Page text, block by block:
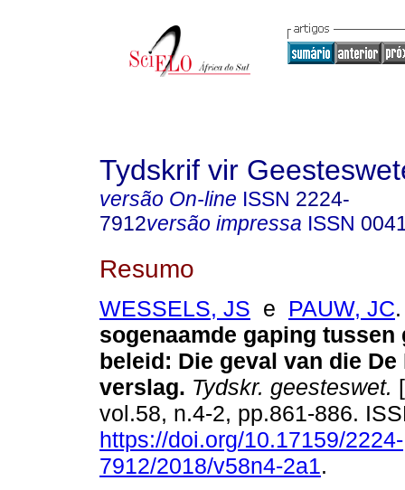
Tydskrif vir
versão On-line ISSN 2224-
7912versão impressa ISSN
Resumo
WESSELS, JS e PAUW, JC.
sogenaamde gaping tussen
beleid: Die geval van die De
verslag. Tydskr. geesteswet.
vol.58, n.4-2, pp.861-886.
https://doi.org/10.17159/2224-
7912/2018/v58n4-2a1.